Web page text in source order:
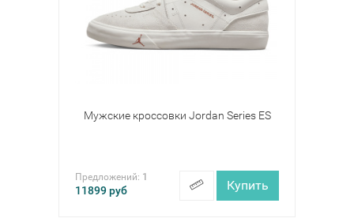
Мужские кроссовки Jordan Series ES
Предложений: 1
11899руб Купить